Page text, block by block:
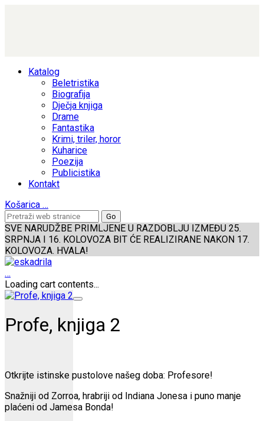
Katalog
Beletristika
Biografija
Dječja knjiga
Drame
Fantastika
Krimi, triler, horor
Kuharice
Poezija
Publicistika
Kontakt
Košarica …
SVE NARUDŽBE PRIMLJENE U RAZDOBLJU IZMEĐU 25.
SRPNJA I 16. KOLOVOZA BIT ĆE REALIZIRANE NAKON 17.
KOLOVOZA. HVALA!
…
Loading cart contents...
Profe, knjiga 2
Otkrijte istinske pustolove našeg doba: Profesore!
Snažniji od Zorroa, hrabriji od Indiana Jonesa i puno manje
plaćeni od Jamesa Bonda!